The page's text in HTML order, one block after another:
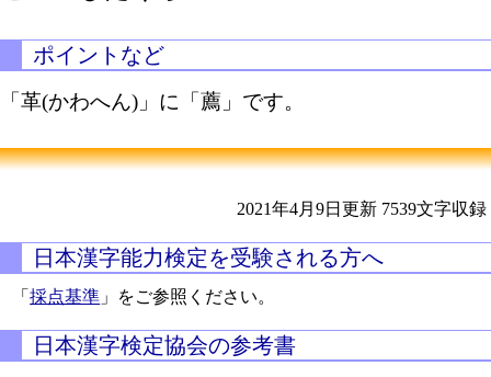
ポイントなど
「革(かわへん)」に「薦」です。
2021年4月9日更新 7539文字収録
日本漢字能力検定を受験される方へ
「採点基準 」をご参照ください。
日本漢字検定協会の参考書